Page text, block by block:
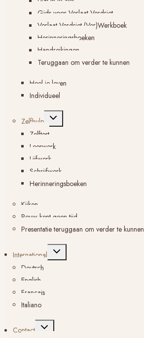
Gids voor Verlaat Verdriet
Verlaat Verdriet (Ver)Werkboek
Herinneringsboeken
Handreikingen
Teruggaan om verder te kunnen
Heel je leven
Individueel
Zelfhulp
Toggle
Zelftest
Leeswerk
Lijfwerk
Schrijfwerk
Herinneringsboeken
Kijken
Rouw kent geen tijd
Presentatie teruggaan om verder te kunnen
International
Toggle
Deutsch
English
Français
Italiano
Contact
Toggle
submenu